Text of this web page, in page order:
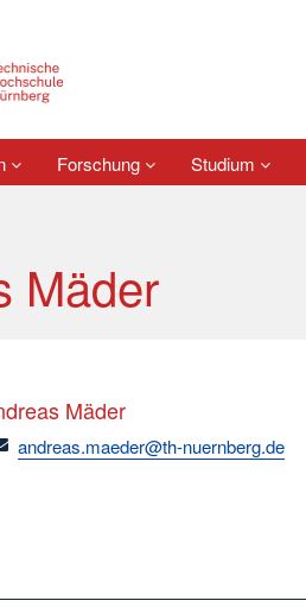
Forschung Studium
Mäder
Mäder
email
andreas.maeder@th-nuernberg.de